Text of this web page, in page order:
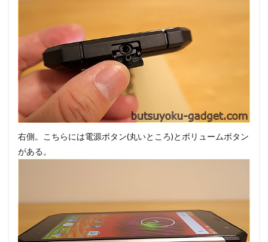
右側。こちらには電源ボタン(丸いところ)とボリュームボタン
がある。